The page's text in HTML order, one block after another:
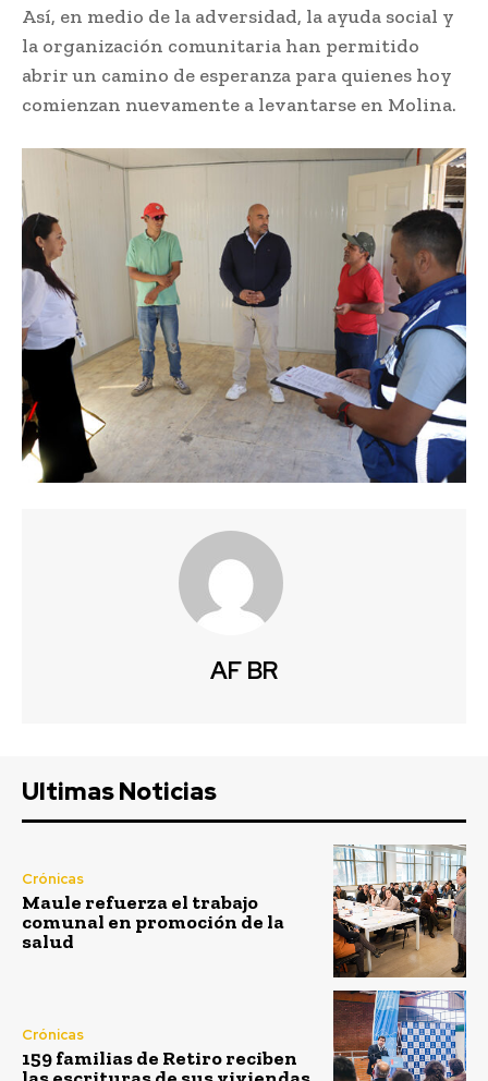
Así, en medio de la adversidad, la ayuda social y
la organización comunitaria han permitido
abrir un camino de esperanza para quienes hoy
comienzan nuevamente a levantarse en Molina.
AF BR
Ultimas Noticias
Crónicas
Maule refuerza el trabajo
comunal en promoción de la
salud
Crónicas
159 familias de Retiro reciben